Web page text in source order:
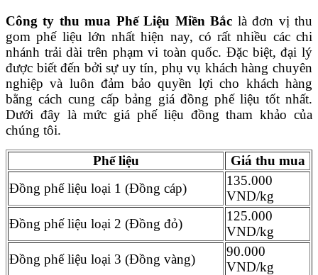
Công ty thu mua Phế Liệu Miền Bắc là đơn vị thu
gom phế liệu lớn nhất hiện nay, có rất nhiều các chi
nhánh trải dài trên phạm vi toàn quốc. Đặc biệt, đại lý
được biết đến bởi sự uy tín, phụ vụ khách hàng chuyên
nghiệp và luôn đảm bảo quyền lợi cho khách hàng
bằng cách cung cấp bảng giá đồng phế liệu tốt nhất.
Dưới đây là mức giá phế liệu đồng tham khảo của
chúng tôi.
Phếliệu
Giá thu mua
Đồng phế liệu loại 1 (Đồng cáp)
135.000
VND/kg
Đồng phế liệu loại 2 (Đồng đỏ)
125.000
VND/kg
Đồng phế liệu loại 3 (Đồng vàng)
90.000
VND/kg